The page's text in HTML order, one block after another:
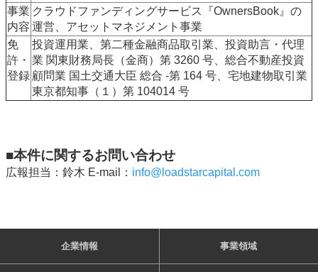
事業
内容
クラウドファンディングサービス『OwnersBook』の
運営、アセットマネジメント事業
免
許・
登録
投資運用業、第二種金融商品取引業、投資助言・代理
業 関東財務局長（金商）第 3260 号、総合不動産投資
顧問業 国土交通大臣 総合 -第 164 号、宅地建物取引業
東京都知事（１）第 104014 号
■本件に関するお問い合わせ
広報担当：鈴木 E-mail： info@loadstarcapital.com
企業情報 事業領域